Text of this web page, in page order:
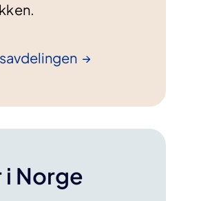
i Norge